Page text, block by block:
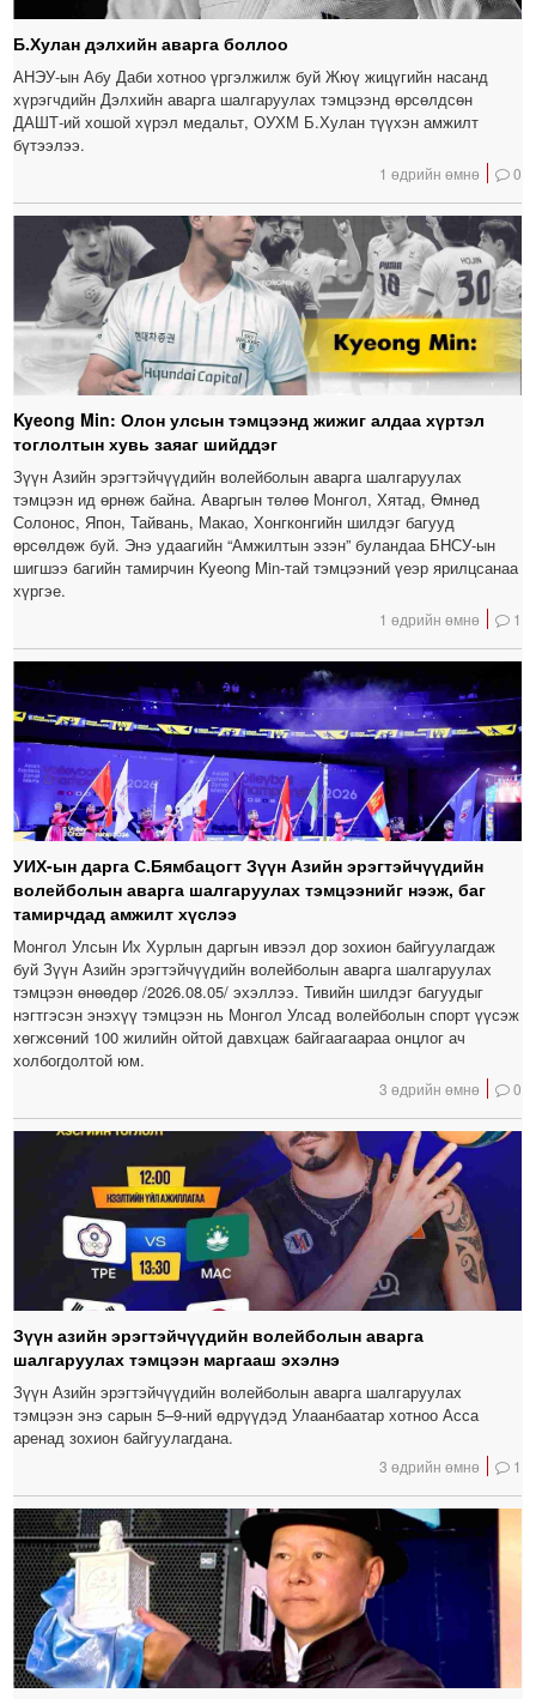
Б.Хулан дэлхийн аварга боллоо
АНЭУ-ын Абу Даби хотноо үргэлжилж буй Жюү жицүгийн насанд
хүрэгчдийн Дэлхийн аварга шалгаруулах тэмцээнд өрсөлдсөн
ДАШТ-ий хошой хүрэл медальт, ОУХМ Б.Хулан түүхэн амжилт
бүтээлээ.
1 өдрийн өмнө 0
Kyeong Min: Олон улсын тэмцээнд жижиг алдаа хүртэл
тоглолтын хувь заяаг шийддэг
Зүүн Азийн эрэгтэйчүүдийн волейболын аварга шалгаруулах
тэмцээн ид өрнөж байна. Аваргын төлөө Монгол, Хятад, Өмнөд
Солонос, Япон, Тайвань, Макао, Хонгконгийн шилдэг багууд
өрсөлдөж буй. Энэ удаагийн “Амжилтын эзэн” буландаа БНСУ-ын
шигшээ багийн тамирчин Kyeong Min-тай тэмцээний үеэр ярилцсанаа
хүргэе.
1 өдрийн өмнө 1
УИХ-ын дарга С.Бямбацогт Зүүн Азийн эрэгтэйчүүдийн
волейболын аварга шалгаруулах тэмцээнийг нээж, баг
тамирчдад амжилт хүслээ
Монгол Улсын Их Хурлын даргын ивээл дор зохион байгуулагдаж
буй Зүүн Азийн эрэгтэйчүүдийн волейболын аварга шалгаруулах
тэмцээн өнөөдөр /2026.08.05/ эхэллээ. Тивийн шилдэг багуудыг
нэгтгэсэн энэхүү тэмцээн нь Монгол Улсад волейболын спорт үүсэж
хөгжсөний 100 жилийн ойтой давхцаж байгаагаараа онцлог ач
холбогдолтой юм.
3 өдрийн өмнө 0
Зүүн азийн эрэгтэйчүүдийн волейболын аварга
шалгаруулах тэмцээн маргааш эхэлнэ
Зүүн Азийн эрэгтэйчүүдийн волейболын аварга шалгаруулах
тэмцээн энэ сарын 5–9-ний өдрүүдэд Улаанбаатар хотноо Асса
аренад зохион байгуулагдана.
3 өдрийн өмнө 1